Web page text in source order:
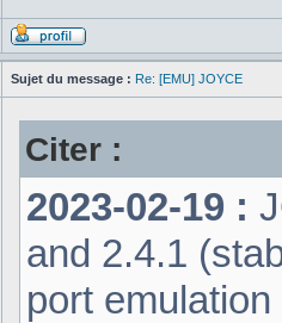
Sujet du message : Re: [EMU] JOYCE
Citer :
2023-02-19 :
and 2.4.1
port